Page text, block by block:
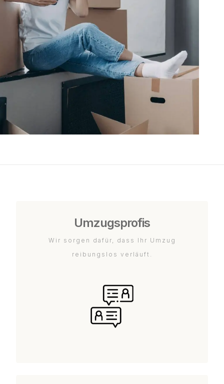
Umzugsprofis
Wir sorgen dafür, dass Ihr Umzug
reibungslos verläuft.